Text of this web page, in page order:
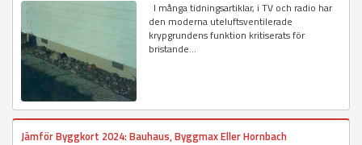
I många tidningsartiklar, i TV och radio har
den moderna uteluftsventilerade
krypgrundens funktion kritiserats för
bristande...
Jämför Byggkort 2024: Bauhaus, Byggmax Eller Hornbach